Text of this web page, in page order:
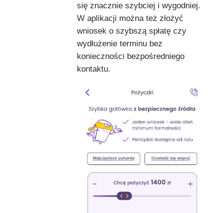
się znacznie szybciej i wygodniej.
W aplikacji można też złożyć
wniosek o szybszą spłatę czy
wydłużenie terminu bez
konieczności bezpośredniego
kontaktu.